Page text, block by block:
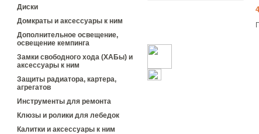
Диски
Домкраты и аксессуары к ним
Дополнительное освещение,
освещение кемпинга
Замки свободного хода (ХАБы) и
аксессуары к ним
Защиты радиатора, картера,
агрегатов
Инструменты для ремонта
Клюзы и ролики для лебедок
Калитки и аксессуары к ним